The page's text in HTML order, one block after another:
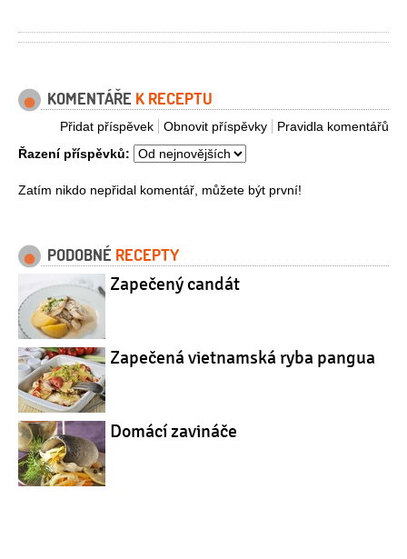
KOMENTÁŘE K RECEPTU
Pravidla komentářů
Obnovit příspěvky
Přidat příspěvek
Řazení příspěvků:
Zatím nikdo nepřidal komentář, můžete být první!
PODOBNÉ RECEPTY
Zapečený candát
Zapečená vietnamská ryba pangua
Domácí zavináče